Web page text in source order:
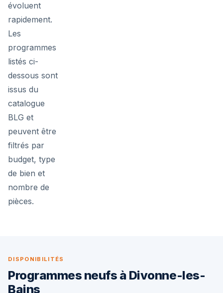
évoluent
rapidement.
Les
programmes
listés ci-
dessous sont
issus du
catalogue
BLG et
peuvent être
filtrés par
budget, type
de bien et
nombre de
pièces.
DISPONIBILITÉS
Programmes neufs à Divonne-les-
Bains